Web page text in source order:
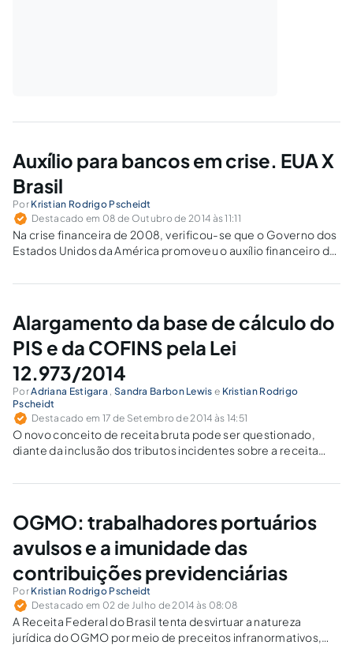
Auxílio para bancos em crise. EUA X
Brasil
Por Kristian Rodrigo Pscheidt
Destacado em 08 de Outubro de 2014 às 11:11
Na crise financeira de 2008, verificou-se que o Governo dos
Estados Unidos da América promoveu o auxílio financeiro de
também seria possível?
Alargamento da base de cálculo do
PIS e da COFINS pela Lei
12.973/2014
PorAdriana Estigara , Sandra Barbon Lewis e Kristian Rodrigo
Pscheidt
Destacado em 17 de Setembro de 2014 às 14:51
O novo conceito de receita bruta pode ser questionado,
diante da inclusão dos tributos incidentes sobre a receita
ao patrimônio, e aplica o chamado “cálculo por dentro”,
OGMO: trabalhadores portuários
avulsos e a imunidade das
contribuições previdenciárias
Por Kristian Rodrigo Pscheidt
Destacado em 02 de Julho de 2014 às 08:08
A Receita Federal do Brasil tenta desvirtuar a natureza
jurídica do OGMO por meio de preceitos infranormativos,